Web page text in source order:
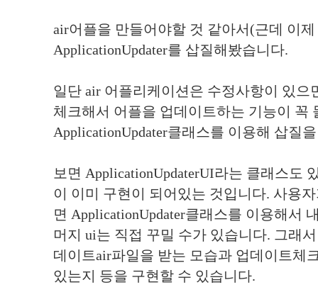
air어플을 만들어야할 것 같아서(근데 이
ApplicationUpdater를 삽질해봤습니다.
일단 air 어플리케이션은 수정사항이 있으
체크해서 어플을 업데이트하는 기능이 꼭
ApplicationUpdater클래스를 이용해 삽질
보면 ApplicationUpdaterUI라는 클래스도
이 이미 구현이 되어있는 것입니다. 사용
면 ApplicationUpdater클래스를 이용해서
머지 ui는 직접 꾸밀 수가 있습니다. 그래
데이트air파일을 받는 모습과 업데이트체
있는지 등을 구현할 수 있습니다.